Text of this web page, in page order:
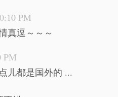
PM
真逗～～～
PM
儿都是国外的 ...